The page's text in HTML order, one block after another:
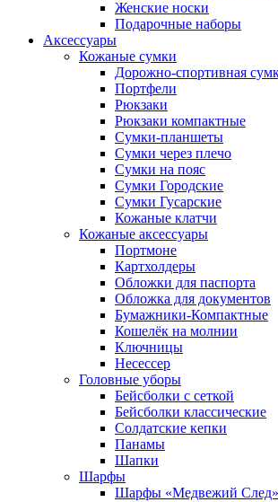
Женские носки
Подарочные наборы
Аксессуары
Кожаные сумки
Дорожно-спортивная
Портфели
Рюкзаки
Рюкзаки компактные
Сумки-планшеты
Сумки через плечо
Сумки на пояс
Сумки Городские
Сумки Гусарские
Кожаные клатчи
Кожаные аксессуары
Портмоне
Картхолдеры
Обложки для паспорта
Обложка для документов
Бумажники-Компактные
Кошелёк на молнии
Ключницы
Несессер
Головные уборы
Бейсболки с сеткой
Бейсболки классические
Солдатские кепки
Панамы
Шапки
Шарфы
Шарфы «Медвежий След»